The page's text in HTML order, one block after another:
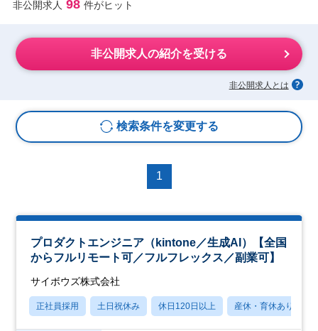
非公開求人 98 件がヒット
非公開求人の紹介を受ける
非公開求人とは
検索条件を変更する
1
プロダクトエンジニア（kintone／生成AI）【全国
からフルリモート可／フルフレックス／副業可】
サイボウズ株式会社
正社員採用 土日祝休み 休日120日以上 産休・育休あり